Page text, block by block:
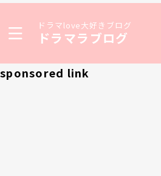
ドラマlove大好きブログ
ドラマラブログ
sponsored link